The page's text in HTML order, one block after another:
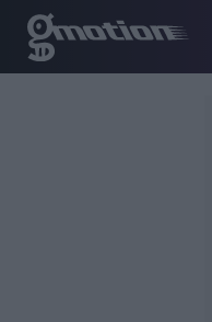
Παράκαμψη προς το